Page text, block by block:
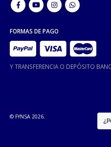
FORMAS DE PAGO
Y TRANSFERENCIA O DEPÓSITO
© FYNSA 2026.